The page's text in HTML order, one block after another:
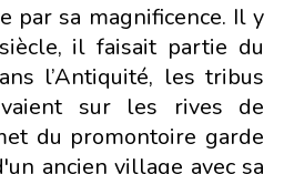
par sa magnificence. Il y
il faisait partie du
l’Antiquité, les tribus
sur les rives de
du promontoire garde
ancien village avec sa